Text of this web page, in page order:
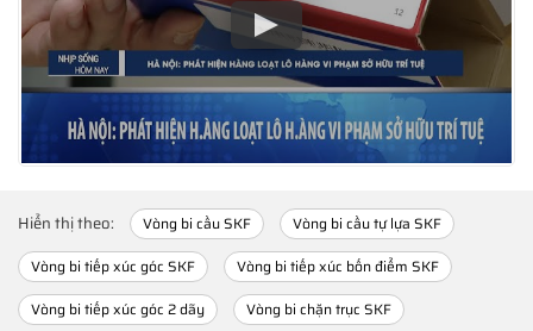
Hiển thị theo: Vòng bi cầu SKF
Vòng bi cầu tự lựa SKF
Vòng bi tiếp xúc góc SKF
Vòng bi tiếp xúc bốn điểm SKF
Vòng bi tiếp xúc góc 2 dãy
Vòng bi chặn trục SKF